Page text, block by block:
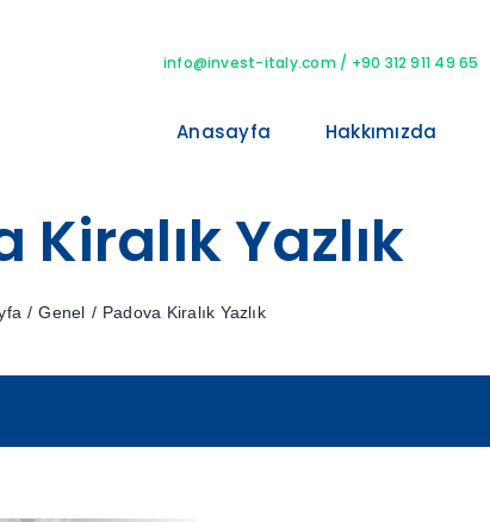
info@invest-italy.com/ +90 312 911 49 65
Anasayfa Hakkımızda
Kiralık Yazlık
/ Genel / Padova Kiralık Yazlık